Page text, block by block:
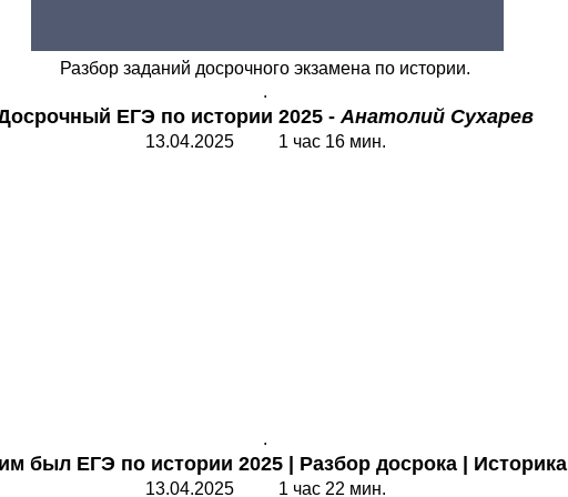
Разбор заданий досрочного экзамена по истории.
.
ЕГЭ по истории 2025 -Анатолий Сухарев
13.04.2025 1 час 16 мин.
.
был ЕГЭ по истории 2025 Разбор досрока Историка
13.04.2025 1 час 22 мин.